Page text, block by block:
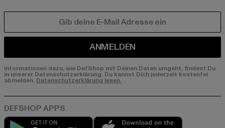
ANMELDEN
Informationen dazu, wie DefShop mit Deinen Daten umgeht, findest Du
in unserer Datenschutzerklärung. Du kannst Dich jederzeit kostenfei
abmelden. Datenschutzerklärung lesen.
Play market